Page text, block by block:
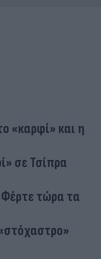
«καρφί» και η
σε Τσίπρα
τώρα τα